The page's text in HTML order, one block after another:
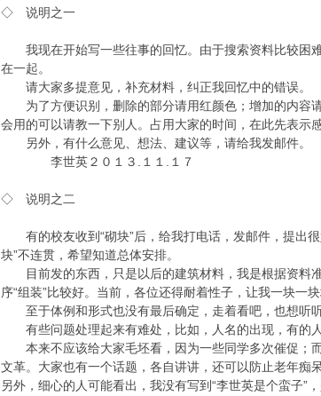
◇ 说明之一
我现在开始写一些往事的回忆。由于搜索资料比较困
在一起。
请大家多提意见，补充材料，纠正我回忆中的错误。
为了方便识别，删除的部分请用红颜色；增加的内容
会用的可以请教一下别人。占用大家的时间，在此先表示感
另外，有什么意见、想法、建议等，请给我发邮件。
李世英２０１３.１１.１７
◇ 说明之二
有的校友收到“砌块”后，给我打电话，发邮件，提出很
块”不连贯，希望知道总体安排。
目前发的东西，只是以后的建筑材料，我是根据资料
序“组装”比较好。当前，各位还得耐着性子，让我一块一块
至于体例和形式也没有最后确定，走着看吧，也想听听
有些问题处理起来有难处，比如，人名的出现，有的人
本来不应该给大家毛坯看，因为一些同学多次催促；
文革。大家也有一个话题，各自讲讲，还可以防止老年痴
另外，细心的人可能看出，我没有写到“李世英是个蛮子”